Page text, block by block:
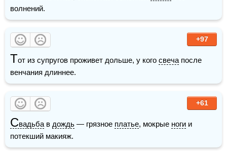
волнений.
+97
Тот из супругов проживет дольше, у кого свеча после
венчания длиннее.
+61
Свадьба в дождь — грязное платье, мокрые ноги и
потекший макияж.